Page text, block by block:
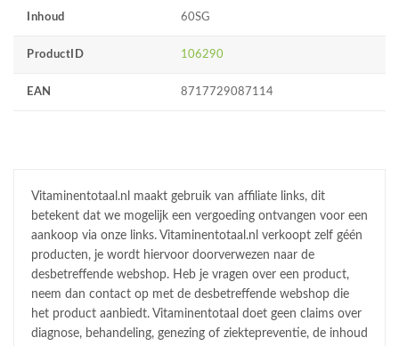
Inhoud 60SG
ProductID 106290
EAN 8717729087114
Vitaminentotaal.nl maakt gebruik van affiliate links, dit
betekent dat we mogelijk een vergoeding ontvangen voor een
aankoop via onze links. Vitaminentotaal.nl verkoopt zelf géén
producten, je wordt hiervoor doorverwezen naar de
desbetreffende webshop. Heb je vragen over een product,
neem dan contact op met de desbetreffende webshop die
het product aanbiedt. Vitaminentotaal doet geen claims over
diagnose, behandeling, genezing of ziektepreventie, de inhoud